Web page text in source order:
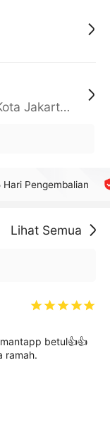
Daerah Khusus Ibukota Jakarta, Kota Jakarta Barat, Cengkareng, yy
Hari Pengembalian
Lihat Semua
betul👍👍
ramah.